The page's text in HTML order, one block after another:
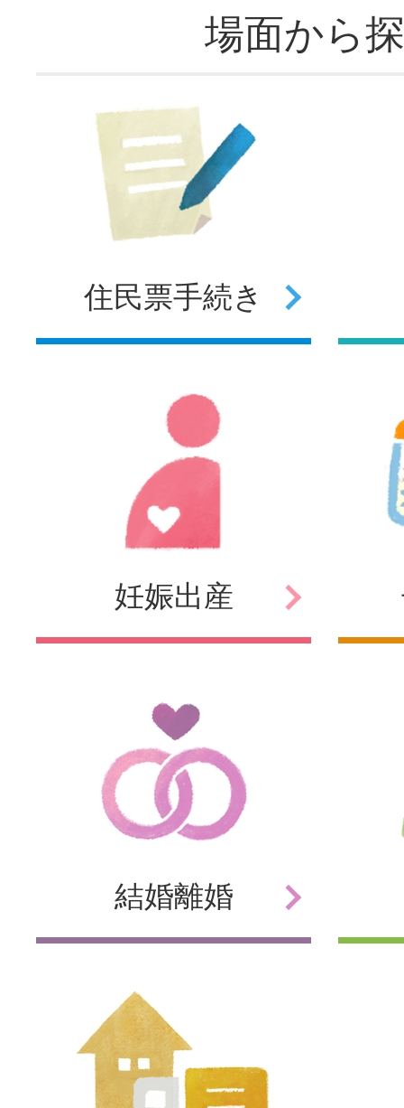
場面から
住民票手続き
妊娠出産
結婚離婚